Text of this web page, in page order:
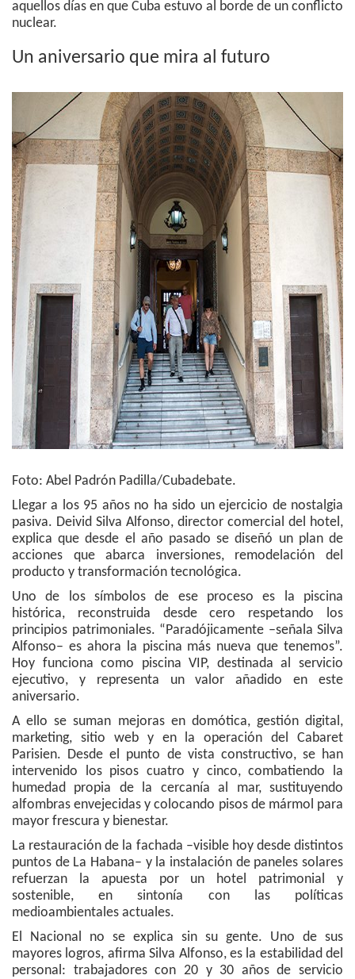
aquellos días en que Cuba estuvo al borde de un conflicto
nuclear.
Un aniversario que mira al futuro
Foto: Abel Padrón Padilla/Cubadebate.
Llegar a los 95 años no ha sido un ejercicio de nostalgia
pasiva. Deivid Silva Alfonso, director comercial del hotel,
explica que desde el año pasado se diseñó un plan de
acciones que abarca inversiones, remodelación del
producto y transformación tecnológica.
Uno de los símbolos de ese proceso es la piscina
histórica, reconstruida desde cero respetando los
principios patrimoniales. “Paradójicamente –señala Silva
Alfonso– es ahora la piscina más nueva que tenemos”.
Hoy funciona como piscina VIP, destinada al servicio
ejecutivo, y representa un valor añadido en este
aniversario.
A ello se suman mejoras en domótica, gestión digital,
marketing, sitio web y en la operación del Cabaret
Parisien. Desde el punto de vista constructivo, se han
intervenido los pisos cuatro y cinco, combatiendo la
humedad propia de la cercanía al mar, sustituyendo
alfombras envejecidas y colocando pisos de mármol para
mayor frescura y bienestar.
La restauración de la fachada –visible hoy desde distintos
puntos de La Habana– y la instalación de paneles solares
refuerzan la apuesta por un hotel patrimonial y
sostenible, en sintonía con las políticas
medioambientales actuales.
El Nacional no se explica sin su gente. Uno de sus
mayores logros, afirma Silva Alfonso, es la estabilidad del
personal: trabajadores con 20 y 30 años de servicio